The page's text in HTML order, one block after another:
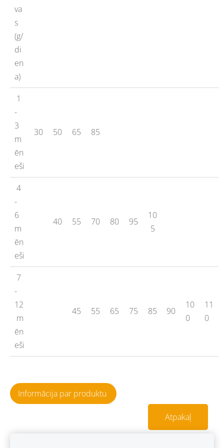
va
s
(g/
di
en
a)
1
-
3
m
ēn
eši
30 50 65 85
4
-
6
m
ēn
eši
40 55 70 80 95
10
5
7
-
12
m
ēn
eši
45 55 65 75 85 90
10
0
11
0
Informācija par produktu
Atpakaļ